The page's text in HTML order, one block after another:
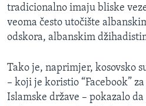
tradicionalno imaju bliske
veoma često utočište
odskora, albanskim
Tako je, naprimjer, kosovsko
– koji je koristio “Facebook”
Islamske države – pokazalo